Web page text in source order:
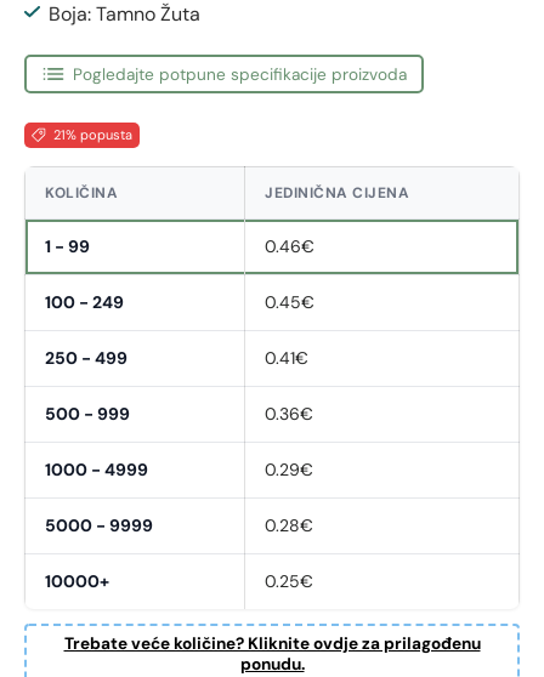
Boja: Tamno Žuta
Pogledajte potpune specifikacije proizvoda
21% popusta
KOLIČINA JEDINIČNA CIJENA
1 - 99 0.46€
100 - 249 0.45€
250 - 499 0.41€
500 - 999 0.36€
1000 - 4999 0.29€
5000 - 9999 0.28€
10000+ 0.25€
Trebate veće količine? Kliknite ovdje za prilagođenu
ponudu.